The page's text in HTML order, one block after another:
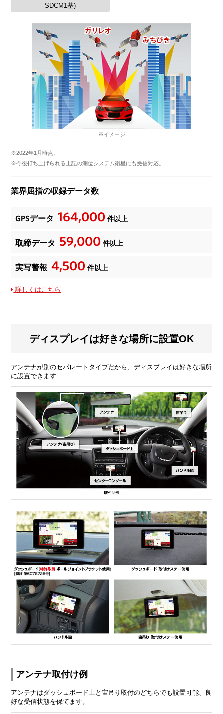
SDCM1基)
※イメージ
※2022年1月時点。
※今後打ち上げられる上記の測位システム衛星にも受信対応。
業界屈指の収録データ数
GPSデータ 164,000 件以上
取締データ 59,000 件以上
実写警報 4,500 件以上
詳しくはこちら
ディスプレイは好きな場所に設置OK
アンテナが別のセパレートタイプだから、ディスプレイは好きな場所
に設置できます
アンテナ取付け例
アンテナはダッシュボード上と宙吊り取付のどちらでも設置可能、良
好な受信状態を保てます。